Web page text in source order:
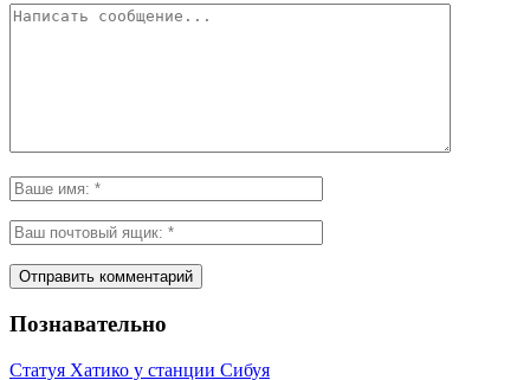
Познавательно
Статуя Хатико у станции Сибуя